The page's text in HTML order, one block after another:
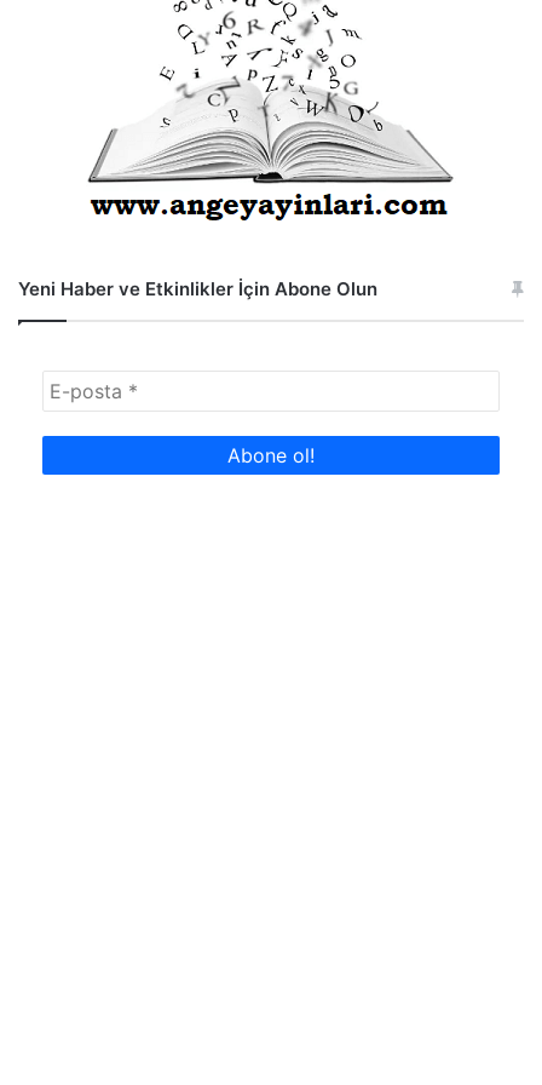
Yeni Haber ve Etkinlikler İçin Abone Olun